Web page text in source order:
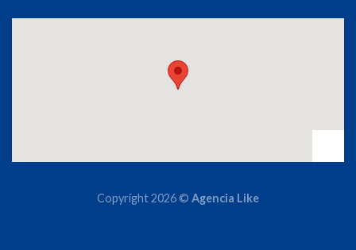
Copyright 2026 © Agencia Like